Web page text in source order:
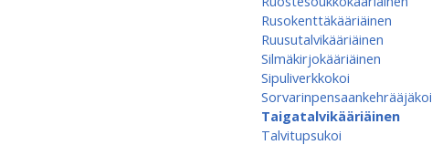
Rusokenttäkääriäinen
Ruusutalvikääriäinen
Silmäkirjokääriäinen
Sipuliverkkokoi
Sorvarinpensaankehrääjäkoi
Taigatalvikääriäinen
Talvitupsukoi